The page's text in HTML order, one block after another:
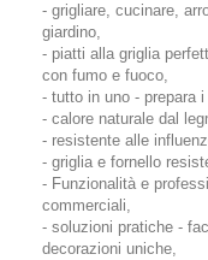
- grigliare, cucinare,
giardino,
- piatti alla griglia
con fumo e fuoco,
- tutto in uno - prepara
- calore naturale dal
- resistente alle
- griglia e fornello
- Funzionalità e
commerciali,
- soluzioni pratiche -
decorazioni uniche,